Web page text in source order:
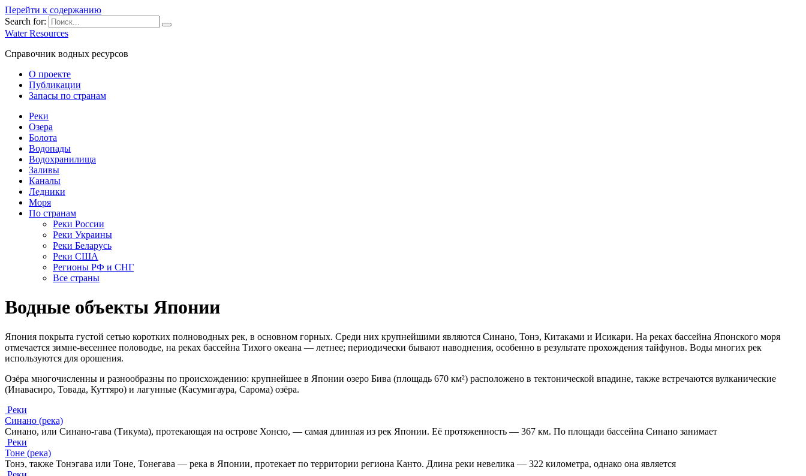
Перейти к содержанию
Search for:
Water Resources
Справочник водных ресурсов
О проекте
Публикации
Запасы по странам
Реки
Озера
Болота
Водопады
Водохранилища
Заливы
Каналы
Ледники
Моря
По странам
Реки России
Реки Украины
Реки Беларусь
Реки США
Регионы РФ и СНГ
Все страны
Водные объекты Японии
Япония покрыта густой сетью коротких полноводных рек, в основном горных. Среди них крупнейшими являются Синано, Тонэ, Китаками и Исикари. На реках бассейна Японского моря
отмечается зимне-весеннее половодье, на реках бассейна Тихого океана — летнее; периодически бывают наводнения, особенно в результате прохождения тайфунов. Воды многих рек
используются для орошения.
Озёра многочисленны и разнообразны по происхождению: крупнейшее в Японии озеро Бива (площадь 670 км²) расположено в тектонической впадине, также встречаются вулканические
(Инавасиро, Товада, Куттяро) и лагунные (Касумигаура, Сарома) озёра.
Реки
Синано (река)
Синано, или Синано-гава (Тикума), протекающая на острове Хонсю, — самая длинная из рек Японии. Её протяженность — 367 км. По площади бассейна Синано занимает
Реки
Тоне (река)
Тонэ, также Тонэгава или Тоне, Тонегава — река в Японии, протекает по территории региона Канто. Длина реки невелика — 322 километра, однако она является